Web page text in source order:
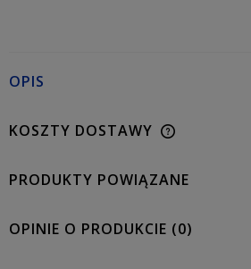
OPIS
KOSZTY DOSTAWY
PRODUKTY POWIĄZANE
OPINIE O PRODUKCIE (0)